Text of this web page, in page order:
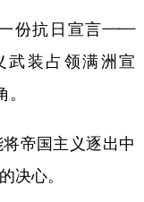
份抗日宣言——
武装占领满洲宣
帝国主义逐出中
决心。